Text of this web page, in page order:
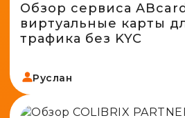
Обзор сервиса
виртуальные карты
трафика без KYC
Руслан